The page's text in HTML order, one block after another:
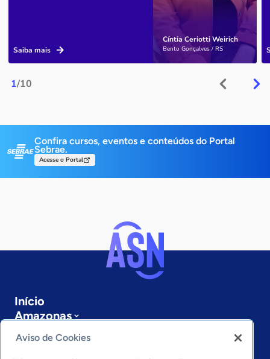
1/10
Cíntia Ceriotti Weirich
Bento Gonçalves / RS
Saiba mais
Confira cursos, eventos e conteúdos do Portal
Sebrae.
Acesse o Portal
Início
Amazonas
Sobre a ASN
Últimas notícias
Aviso de Cookies